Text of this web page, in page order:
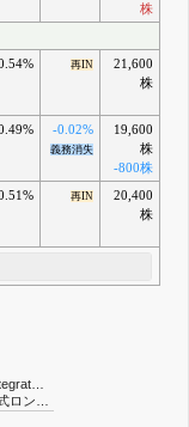
株
再IN
21,600
株
-0.02%
義務消失
19,600
株
-800株
再IN
20,400
株
ロン…